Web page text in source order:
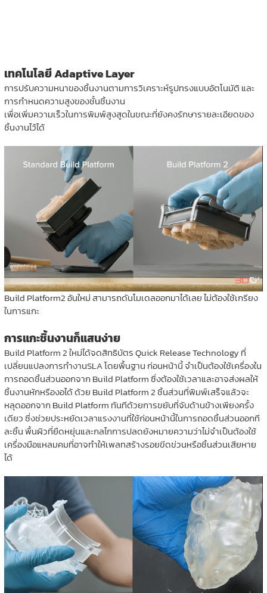
เทคโนโลยี Adaptive Layer
การปรับความหนาของชิ้นงานตามการวิเคราะห์รูปทรงแบบอัตโนมัติ และ
การกำหนดความสูงของชั้นชิ้นงาน
เพื่อเพิ่มความเร็วในการพิมพ์สูงสูดในขณะที่ยังคงรักษารายละเอียดของ
ชิ้นงานไว้ได้
Build Platform2 อันใหม่ สามารถดันโมเดลออกมาได้เลย ไม่ต้องใช้เกรียง
ในการแกะ
การแกะชิ้นงานก็แสนง่าย
Build Platform 2 ใหม่ได้จดสิทธิบัตร Quick Release Technology ที่
เปลี่ยนแปลงการทำงานSLA โดยพื้นฐาน ก่อนหน้านี้ จำเป็นต้องใช้เครื่องใน
การถอดชิ้นส่วนออกจาก Build Platform ซึ่งต้องใช้เวลาและอาจส่งผลให้
ชิ้นงานหักหรืองอได้ ด้วย Build Platform 2 ชิ้นส่วนที่พิมพ์เสร็จแล้วจะ
หลุดออกจาก Build Platform ทันทีด้วยการขยับที่จับด้านข้างเพียงครั้ง
เดียว ซึ่งช่วยประหยัดเวลาแรงงานที่ใช้ก่อนหน้านี้ในการถอดชิ้นส่วนออกที
ละชิ้น พื้นผิวที่ยืดหยุ่นและกลไกการปลดยังหมายความว่าไม่จำเป็นต้องใช้
เครื่องมือแหลมคมที่อาจทำให้เพลทสร้างรอยขีดข่วนหรือชิ้นส่วนเสียหาย
ได้